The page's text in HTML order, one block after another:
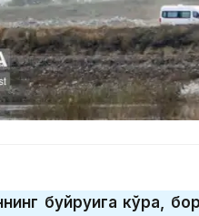
буйруғига кўра,